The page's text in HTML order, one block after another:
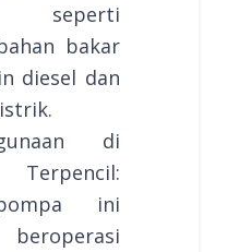
seperti
bakar
diesel dan
di
ini